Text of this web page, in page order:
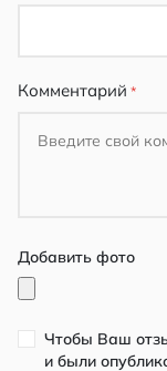
Комментарий
Добавить фото
Чтобы Ваш
и были